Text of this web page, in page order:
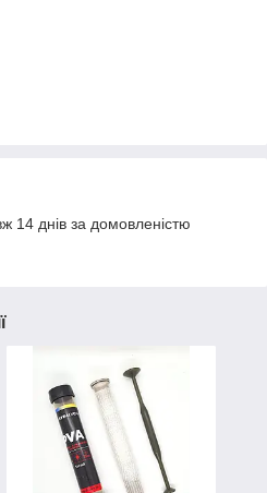
14 днів за домовленістю